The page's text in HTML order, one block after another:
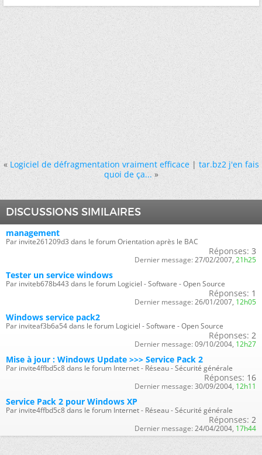
« Logiciel de défragmentation vraiment efficace|tar.bz2 j'en fais
quoi de ça... »
DISCUSSIONS SIMILAIRES
management
Par invite261209d3 dans le forum Orientation après le BAC
Réponses: 3
Dernier message: 27/02/2007, 21h25
Tester un service windows
Par inviteb678b443 dans le forum Logiciel - Software - Open Source
Réponses: 1
Dernier message: 26/01/2007, 12h05
Windows service pack2
Par inviteaf3b6a54 dans le forum Logiciel - Software - Open Source
Réponses: 2
Dernier message: 09/10/2004, 12h27
Mise à jour : Windows Update >>> Service Pack 2
Par invite4ffbd5c8 dans le forum Internet - Réseau - Sécurité générale
Réponses: 16
Dernier message: 30/09/2004, 12h11
Service Pack 2 pour Windows XP
Par invite4ffbd5c8 dans le forum Internet - Réseau - Sécurité générale
Réponses: 2
Dernier message: 24/04/2004, 17h44